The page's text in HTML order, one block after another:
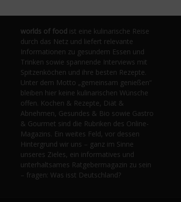
worlds of food ist eine kulinarische Reise
durch das Netz und liefert relevante
Informationen zu gesundem Essen und
Trinken sowie spannende Interviews mit
Spitzenköchen und ihre besten Rezepte.
Unter dem Motto „gemeinsam genießen“
bleiben hier keine kulinarischen Wünsche
offen. Kochen & Rezepte, Diät &
Abnehmen, Gesundes & Bio sowie Gastro
& Gourmet sind die Rubriken des Online-
Magazins. Ein weites Feld, vor dessen
Hintergrund wir uns – ganz im Sinne
unseres Zieles, ein informatives und
unterhaltsames Ratgebermagazin zu sein
– fragen: Was isst Deutschland?